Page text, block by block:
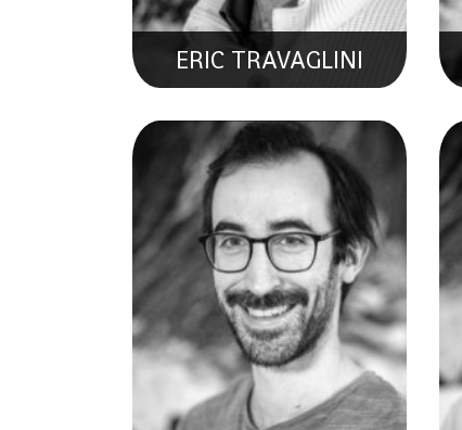
ERIC TRAVAGLINI
FABIEN GREMAUD
Collaborateur Scientifique En
Hydrogéologie Et Géothermie